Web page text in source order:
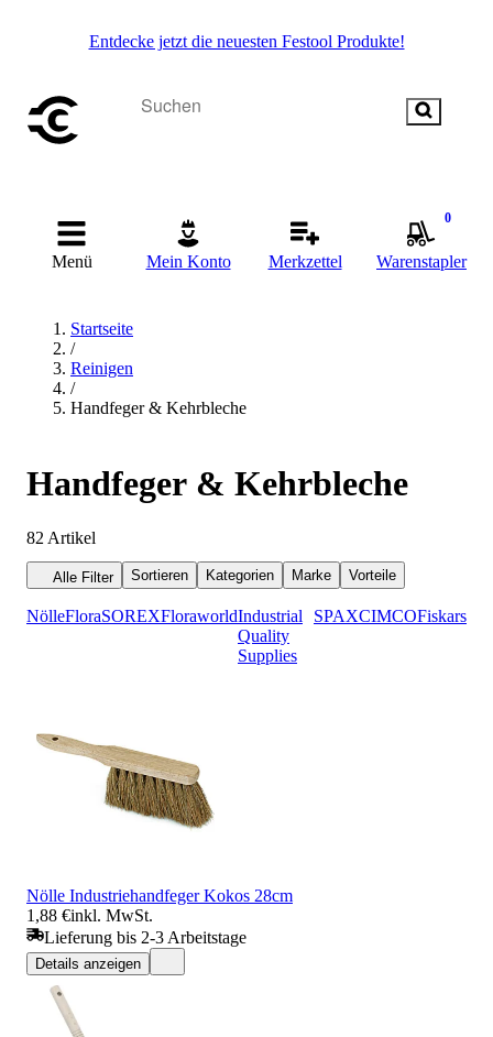
Entdecke jetzt die neuesten Festool Produkte!
Menü Mein Konto Merkzettel
0
Warenstapler
Startseite
/
Reinigen
/
Handfeger & Kehrbleche
Handfeger & Kehrbleche
82 Artikel
Alle Filter Sortieren Kategorien Marke Vorteile
NölleFloraSOREXFloraworldIndustrial
Quality
Supplies
SPAXCIMCOFiskars
Nölle Industriehandfeger Kokos 28cm
1,88 €inkl. MwSt.
Lieferung bis 2-3 Arbeitstage
Details anzeigen